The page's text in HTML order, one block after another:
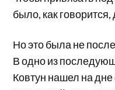
было, как
Но это была не
В одно из
Ковтун нашел на